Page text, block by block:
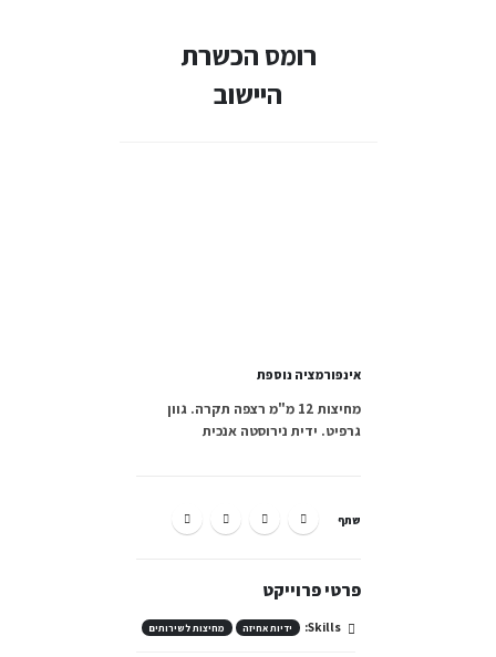
רומס הכשרת
היישוב
אינפורמציה נוספת
מחיצות 12 מ"מ רצפה תקרה. גוון
גרפיט. ידית נירוסטה אנכית
שתף
פרטי פרוייקט
Skills: ידיות אחיזה מחיצות לשירותים